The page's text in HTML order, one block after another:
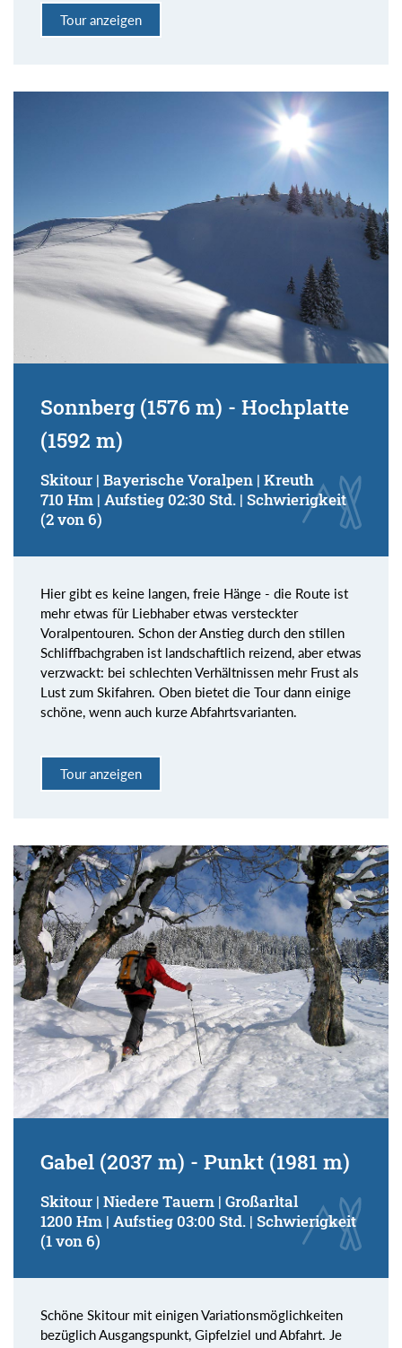
Tour anzeigen
Sonnberg (1576 m) - Hochplatte
(1592 m)
Skitour | Bayerische Voralpen | Kreuth
710 Hm | Aufstieg 02:30 Std. | Schwierigkeit
(2 von 6)
Hier gibt es keine langen, freie Hänge - die Route ist
mehr etwas für Liebhaber etwas versteckter
Voralpentouren. Schon der Anstieg durch den stillen
Schliffbachgraben ist landschaftlich reizend, aber etwas
verzwackt: bei schlechten Verhältnissen mehr Frust als
Lust zum Skifahren. Oben bietet die Tour dann einige
schöne, wenn auch kurze Abfahrtsvarianten.
Tour anzeigen
Gabel (2037 m) - Punkt (1981 m)
Skitour | Niedere Tauern | Großarltal
1200 Hm | Aufstieg 03:00 Std. | Schwierigkeit
(1 von 6)
Schöne Skitour mit einigen Variationsmöglichkeiten
bezüglich Ausgangspunkt, Gipfelziel und Abfahrt. Je